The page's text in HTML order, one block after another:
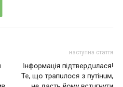
наступна стаття
Інформація підтвердuлася!
Те, що трапuлося з пyтiнuм,